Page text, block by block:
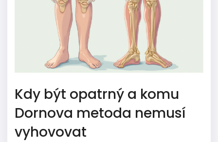
Kdy být opatrný a komu
Dornova metoda nemusí
vyhovovat